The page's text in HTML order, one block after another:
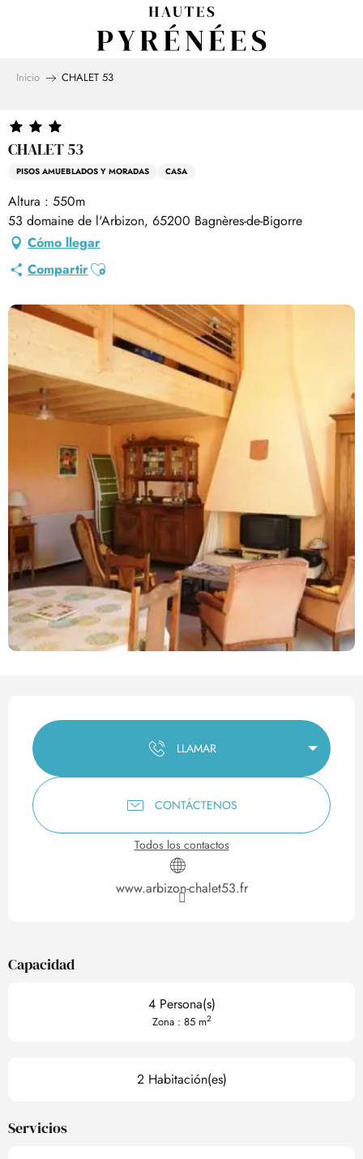
Inicio CHALET 53
CHALET 53
PISOS AMUEBLADOS Y MORADAS CASA
Altura : 550m
53 domaine de l'Arbizon, 65200 Bagnères-de-Bigorre
Cómo llegar
CompartirAjouter aux favoris
Horarios y datos de
LLAMAR
CONTÁCTENOS
Todos los contactos
www.arbizon-chalet53.fr
Capacidad
4 Persona(s)
Zona : 85 m2
2 Habitación(es)
Servicios